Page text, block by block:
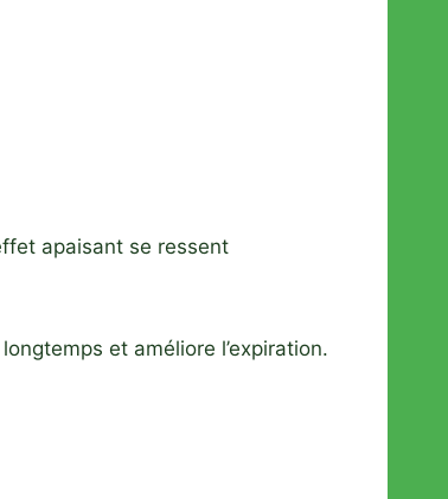
apaisant se ressent
et améliore l’expiration.